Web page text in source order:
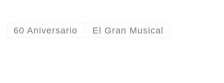
60 Aniversario El Gran Musical